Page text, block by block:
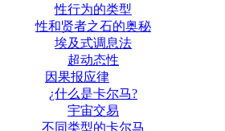
性行为的类型
性和贤者之石的奥秘
埃及式调息法
超动态性
因果报应律
¿什么是卡尔马?
宇宙交易
不同类型的卡尔马